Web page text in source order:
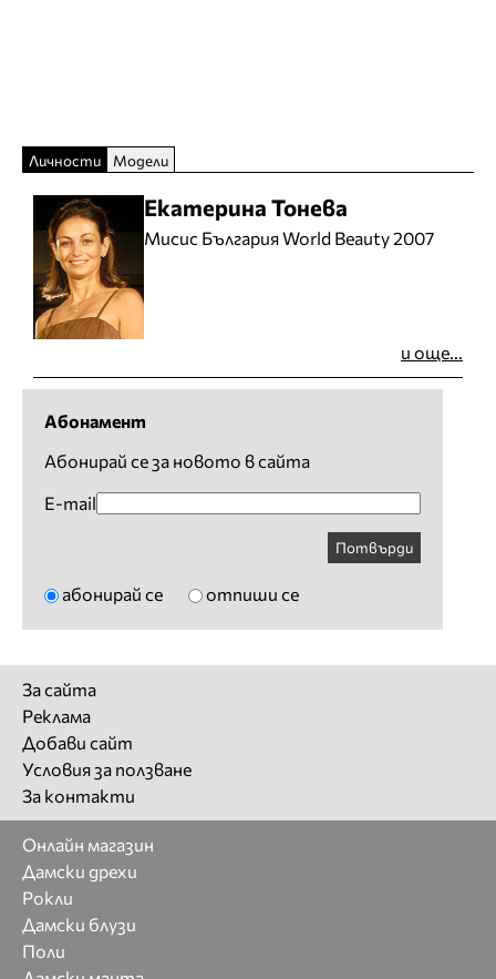
Личности Модели
Екатерина Тонева
Мисис България World Beauty 2007
и още...
Абонамент
Абонирай се за новото в сайта
E-mail
Потвърди
абонирай се отпиши се
За сайта
Реклама
Добави сайт
Условия за ползване
За контакти
Онлайн магазин
Дамски дрехи
Рокли
Дамски блузи
Поли